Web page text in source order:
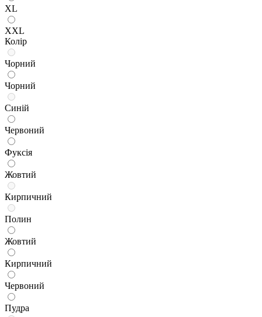
XL
XXL
Колір
Чорний
Чорний
Синій
Червоний
Фуксія
Жовтий
Кирпичний
Полин
Жовтий
Кирпичний
Червоний
Пудра